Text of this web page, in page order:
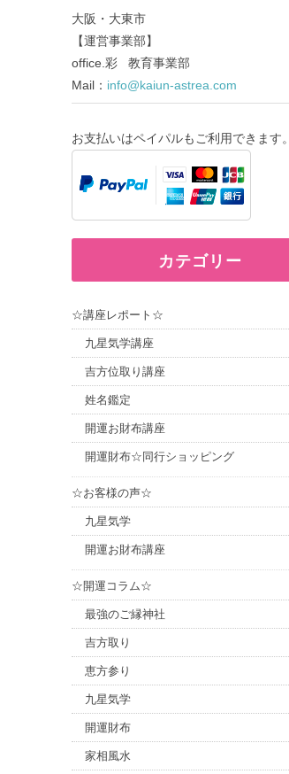
大阪・大東市
【運営事業部】
office.彩 教育事業部
Mail： info@kaiun-astrea.com
お支払いはペイパルもご利用できます。
カテゴリー
☆講座レポート☆
九星気学講座
吉方位取り講座
姓名鑑定
開運お財布講座
開運財布☆同行ショッピング
☆お客様の声☆
九星気学
開運お財布講座
☆開運コラム☆
最強のご縁神社
吉方取り
恵方参り
九星気学
開運財布
家相風水